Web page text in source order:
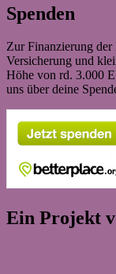
Spenden
Zur Finanzierung der
Versicherung und
Höhe von rd. 3.000
uns über deine
Ein Projekt